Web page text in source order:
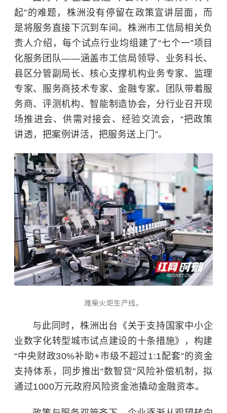
起”的难题，株洲没有停留在政策宣讲层面，而
是将服务直接下沉到车间。株洲市工信局相关负
责人介绍，每个试点行业均组建了“七个一”项目
化服务团队——涵盖市工信局领导、业务科长、
县区分管副局长、核心支撑机构业务专家、监理
专家、服务商技术专家、金融专家。团队带着服
务商、评测机构、智能制造协会，分行业召开现
场推进会、供需对接会、经验交流会，“把政策
讲透，把案例讲活，把服务送上门”。
潍柴火炬生产线。
与此同时，株洲出台《关于支持国家中小企
业数字化转型城市试点建设的十条措施》，构建
“中央财政30%补助+市级不超过1:1配套”的资金
支持体系，同步推出“数智贷”风险补偿机制，拟
通过1000万元政府风险资金池撬动金融资本。